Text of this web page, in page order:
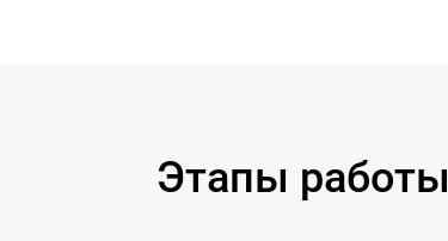
Этапы работы